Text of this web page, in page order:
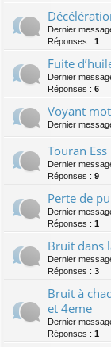
Dernier
Réponses : 1
Fuite
Dernier
Réponses : 6
Voyant
Dernier
Touran Ess
Dernier
Réponses : 9
Perte de
Dernier
Réponses : 1
Bruit dans
Dernier
Réponses : 3
Bruit à
et 4eme
Dernier
Réponses : 1